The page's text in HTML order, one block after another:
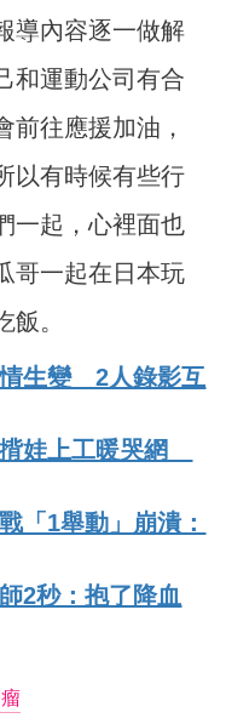
導內容逐一做解
和運動公司有合
前往應援加油，
以有時候有些行
一起，心裡面也
哥一起在日本玩
。
生變 2人錄影互
娃上工暖哭網
「1舉動」崩潰：
2秒：抱了降血